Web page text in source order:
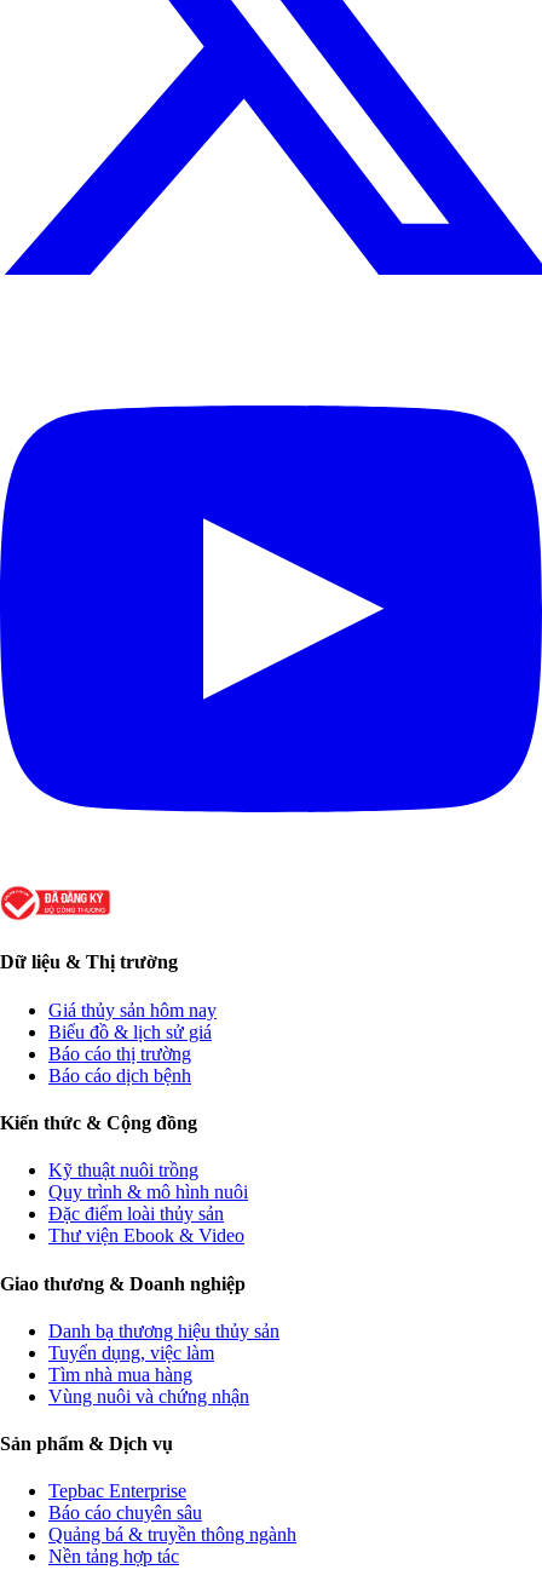
Dữ liệu & Thị trường
Giá thủy sản hôm nay
Biểu đồ & lịch sử giá
Báo cáo thị trường
Báo cáo dịch bệnh
Kiến thức & Cộng đồng
Kỹ thuật nuôi trồng
Quy trình & mô hình nuôi
Đặc điểm loài thủy sản
Thư viện Ebook & Video
Giao thương & Doanh nghiệp
Danh bạ thương hiệu thủy sản
Tuyển dụng, việc làm
Tìm nhà mua hàng
Vùng nuôi và chứng nhận
Sản phẩm & Dịch vụ
Tepbac Enterprise
Báo cáo chuyên sâu
Quảng bá & truyền thông ngành
Nền tảng hợp tác